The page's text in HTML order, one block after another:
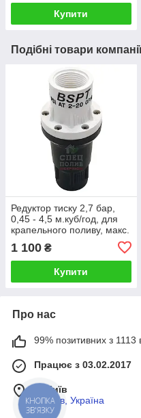
Купити
Подібні товари
Редуктор тиску 2,7 бар,
0,45 - 4,5 м.куб/год, для
крапельного поливу, макс.
10,3 бар, 1" ВР, Senninger,
США
1 100 ₴
Купити
Про нас
99% позитивних з 1113
Працює з 03.02.2017
м. Київ
м, Київ, Україна
КНОПКА
ЗВ'ЯЗКУ